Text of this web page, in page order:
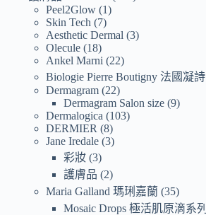
Peel2Glow 1
Skin Tech
7
Aesthetic Dermal 3
Olecule 18
Ankel Marni
22
Biologie Pierre Boutigny 法國凝詩
Dermagram 22
Dermagram Salon size 9
Dermalogica
103
DERMIER
8
Jane Iredale 3
彩妝 3
護膚品
2
Maria Galland 瑪琍嘉蘭 35
Mosaic Drops 極活肌原滴系列